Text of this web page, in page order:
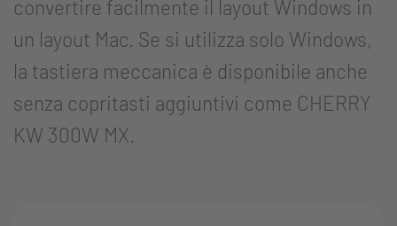
convertire facilmente il layout Windows in
un layout Mac. Se si utilizza solo Windows,
la tastiera meccanica è disponibile anche
senza copritasti aggiuntivi come CHERRY
KW 300W MX.